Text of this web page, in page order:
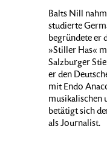
Balts Nill
studierte
begründete er
»Stiller Has«
Salzburger
er den
mit Endo
musikalischen
betätigt sich
als Journalist.